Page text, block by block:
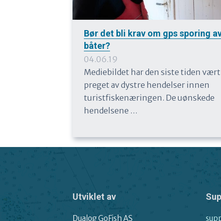
Bør det bli krav om gps sporing
båter?
04.06.19
Mediebildet har den siste tiden vært
preget av dystre hendelser innen
turistfiskenæringen. De uønskede
hendelsene …
Utviklet av
Dualog GoFish AS